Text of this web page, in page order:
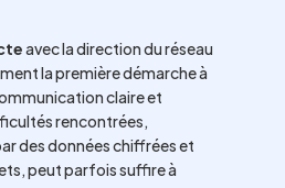
avec la direction du réseau
la première démarche à
claire et
rencontrées,
des données chiffrées et
peut parfois suffire à